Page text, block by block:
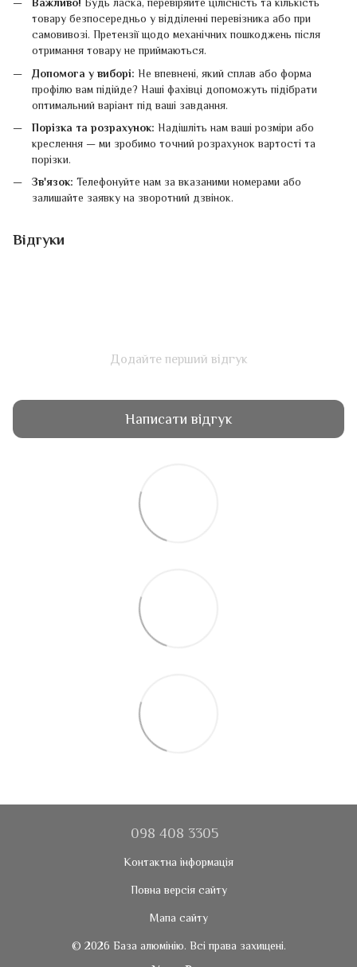
Важливо! Будь ласка, перевіряйте цілісність та кількість
товару безпосередньо у відділенні перевізника або при
самовивозі. Претензії щодо механічних пошкоджень після
отримання товару не приймаються.
Допомога у виборі: Не впевнені, який сплав або форма
профілю вам підійде? Наші фахівці допоможуть підібрати
оптимальний варіант під ваші завдання.
Порізка та розрахунок: Надішліть нам ваші розміри або
креслення — ми зробимо точний розрахунок вартості та
порізки.
Зв'язок: Телефонуйте нам за вказаними номерами або
залишайте заявку на зворотний дзвінок.
Відгуки
Додайте перший відгук
Написати відгук
098 408 3305
Контактна інформація
Повна версія сайту
Мапа сайту
© 2026 База алюмінію. Всі права захищені.